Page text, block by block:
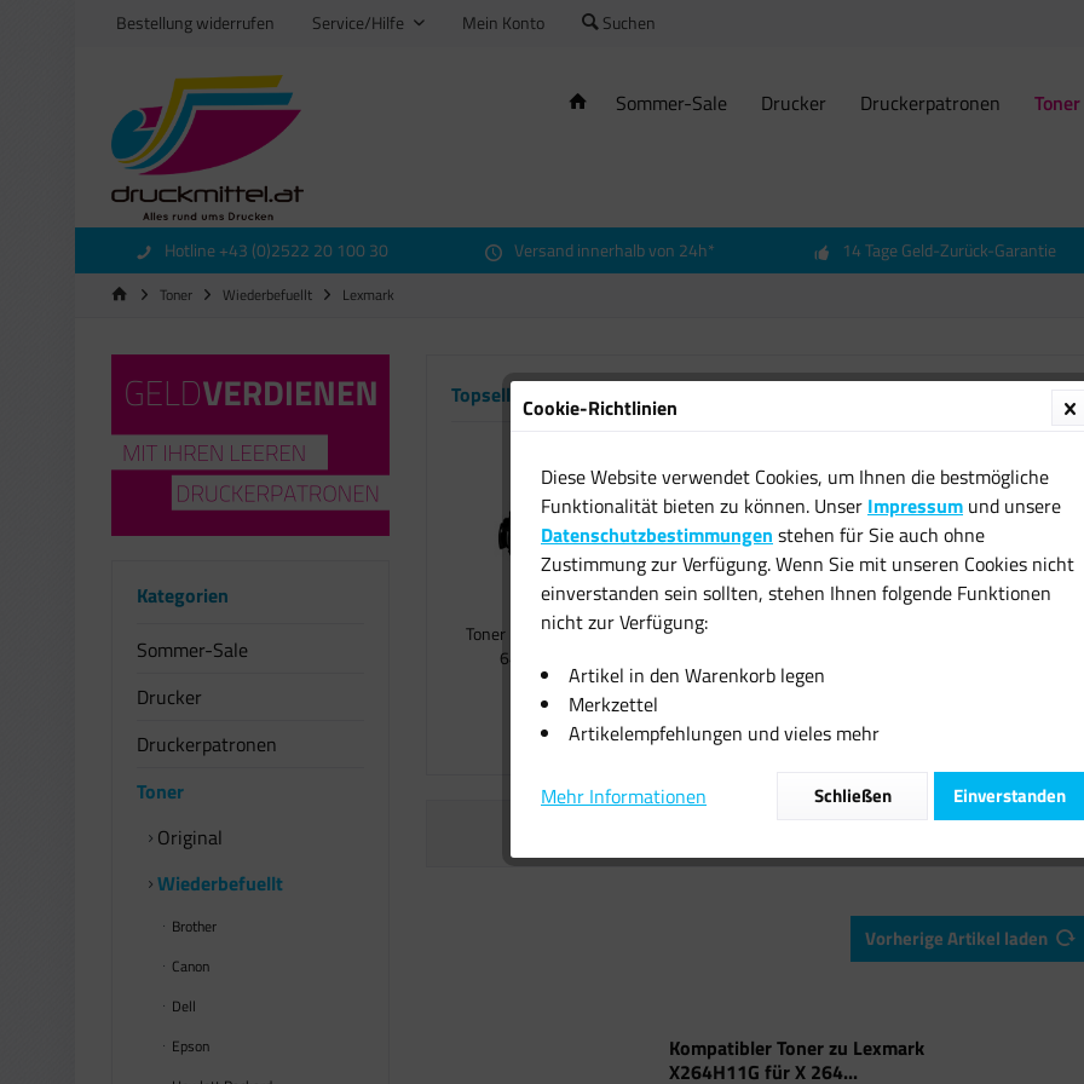
Bestellung widerrufen Service/Hilfe Mein Konto Suchen
Sommer-Sale Drucker Druckerpatronen Toner
Hotline +43 (0)2522 20 100 30 Versand innerhalb von 24h* 14 Tage Geld-Zurück-Garantie
Toner Wiederbefuellt Lexmark
Kategorien
Sommer-Sale
Drucker
Druckerpatronen
Toner
Original
Wiederbefuellt
Brother
Canon
Dell
Epson
Topseller
Toner kompatibel für Lexmark
64016HE Schwarz...
26,21 € *
Lexmark
Vorherige Artikel laden
Kompatibler Toner zu Lexmark
X264H11G für X 264...
Cookie-Richtlinien
Diese Website verwendet Cookies, um Ihnen die bestmögliche
Funktionalität bieten zu können. Unser Impressum und unsere
Datenschutzbestimmungen stehen für Sie auch ohne
Zustimmung zur Verfügung. Wenn Sie mit unseren Cookies nicht
einverstanden sein sollten, stehen Ihnen folgende Funktionen
nicht zur Verfügung:
Artikel in den Warenkorb legen
Merkzettel
Artikelempfehlungen und vieles mehr
Mehr Informationen Einverstanden
Schließen